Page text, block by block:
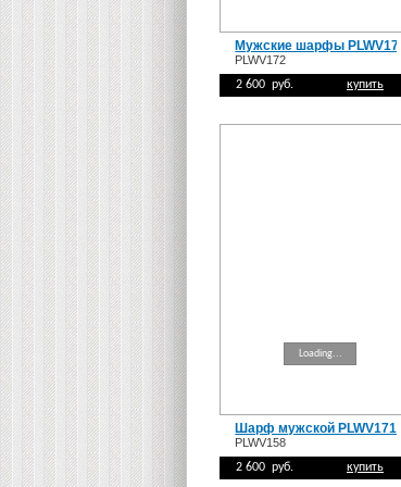
Мужские шарфы PLWV172
PLWV172
2 600 руб.
купить
Loading...
Шарф мужской PLWV171
PLWV158
2 600 руб.
купить